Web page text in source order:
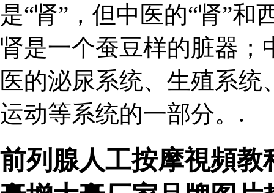
是“肾”，但中医的“肾”和
肾是一个蚕豆样的脏器；
医的泌尿系统、生殖系
运动等系统的一部分。.
前列腺人工按摩視頻